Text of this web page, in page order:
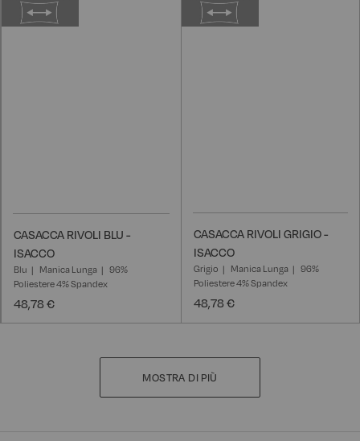
CASACCA RIVOLI BLU -
ISACCO
Blu Manica Lunga
96%
Poliestere 4% Spandex
48,78 €
CASACCA RIVOLI GRIGIO -
ISACCO
Grigio Manica Lunga
96%
Poliestere 4% Spandex
48,78 €
MOSTRA DI PIÙ